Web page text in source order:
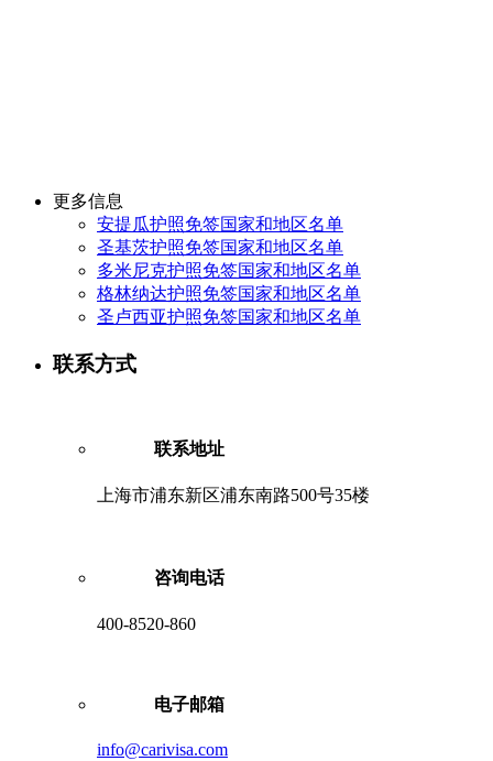
更多信息
安提瓜护照免签国家和地区名单
圣基茨护照免签国家和地区名单
多米尼克护照免签国家和地区名单
格林纳达护照免签国家和地区名单
圣卢西亚护照免签国家和地区名单
联系方式
联系地址
上海市浦东新区浦东南路500号35楼
咨询电话
400-8520-860
电子邮箱
info@carivisa.com